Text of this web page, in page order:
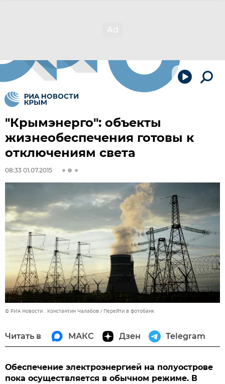
"Крымэнерго": объекты
жизнеобеспечения готовы к
отключениям света
08:33 01.07.2015
© РИА Новости . Константин Чалабов Перейти в фотобанк
Читать в МАКС Дзен Telegram
Обеспечение электроэнергией на полуострове
пока осуществляется в обычном режиме. В